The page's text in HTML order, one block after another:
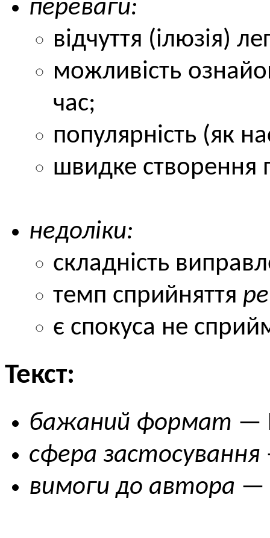
переваги:
відчуття (ілюзія)
можливість
час;
популярність (як
швидке створення
недоліки:
складність
темп сприйняття
є спокуса не
Текст:
бажаний формат —
сфера застосування
вимоги до автора —